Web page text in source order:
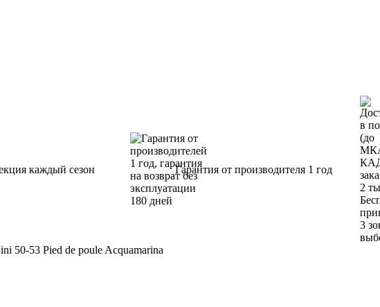
каждый сезон Гарантия от производителя 1 год
50-53 Pied de poule Acquamarina